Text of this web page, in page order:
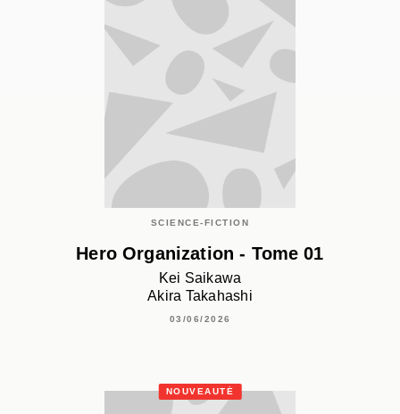
SCIENCE-FICTION
Hero Organization - Tome 01
Kei Saikawa
Akira Takahashi
03/06/2026
NOUVEAUTÉ